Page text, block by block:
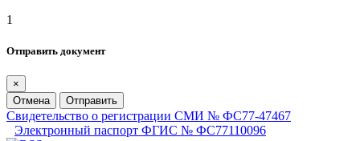
1
Отправить документ
×
Отмена
Отправить
Свидетельство о регистрации СМИ № ФС77-47467
Электронный паспорт ФГИС № ФС77110096